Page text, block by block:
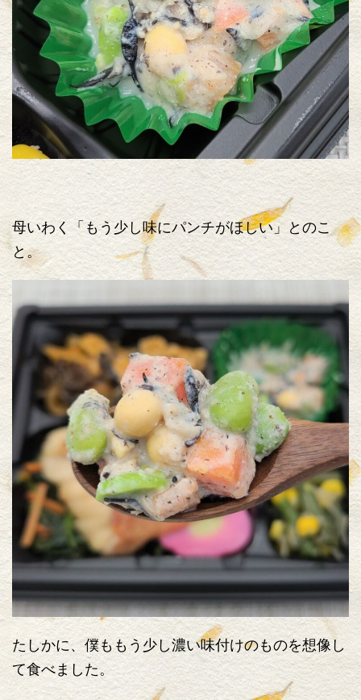
母いわく「もう少し味にパンチがほしい」とのこ
と。
たしかに、僕ももう少し濃い味付けのものを想像し
て食べました。